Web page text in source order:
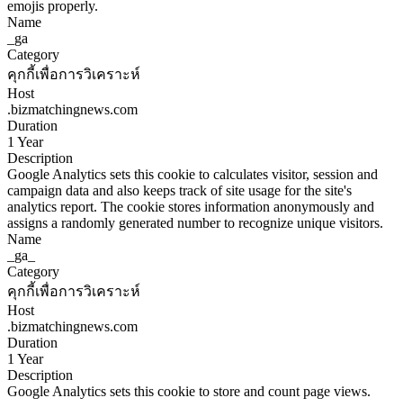
emojis properly.
Name
_ga
Category
คุกกี้เพื่อการวิเคราะห์
Host
.bizmatchingnews.com
Duration
1 Year
Description
Google Analytics sets this cookie to calculates visitor, session and
campaign data and also keeps track of site usage for the site's
analytics report. The cookie stores information anonymously and
assigns a randomly generated number to recognize unique visitors.
Name
_ga_
Category
คุกกี้เพื่อการวิเคราะห์
Host
.bizmatchingnews.com
Duration
1 Year
Description
Google Analytics sets this cookie to store and count page views.